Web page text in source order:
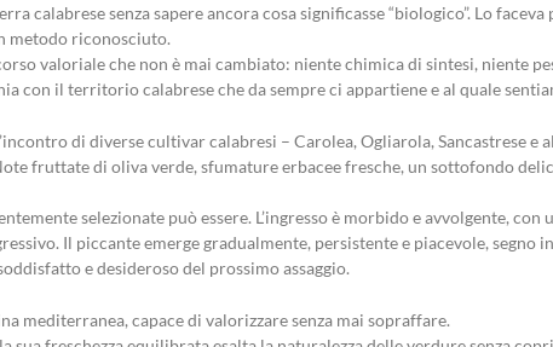
calabrese senza sapere ancora cosa significasse “biologico”. Lo
metodo riconosciuto.
valoriale che non è mai cambiato: niente chimica di sintesi, niente
con il territorio calabrese che da sempre ci appartiene e al quale
di diverse cultivar calabresi – Carolea, Ogliarola, Sancastrese e
fruttate di oliva verde, sfumature erbacee fresche, un sottofondo
selezionate può essere. L’ingresso è morbido e avvolgente, con
Il piccante emerge gradualmente, persistente e piacevole,
e desideroso del prossimo assaggio.
mediterranea, capace di valorizzare senza mai sopraffare.